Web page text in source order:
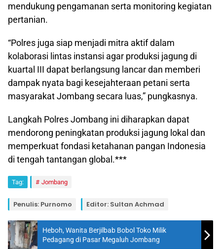
mendukung pengamanan serta monitoring kegiatan
pertanian.
“Polres juga siap menjadi mitra aktif dalam
kolaborasi lintas instansi agar produksi jagung di
kuartal III dapat berlangsung lancar dan memberi
dampak nyata bagi kesejahteraan petani serta
masyarakat Jombang secara luas,” pungkasnya.
Langkah Polres Jombang ini diharapkan dapat
mendorong peningkatan produksi jagung lokal dan
memperkuat fondasi ketahanan pangan Indonesia
di tengah tantangan global.***
Tag: Jombang
Penulis: Purnomo Editor: Sultan Achmad
Heboh, Wanita Berjilbab Bobol Toko Milik
Pedagang di Pasar Megaluh Jombang